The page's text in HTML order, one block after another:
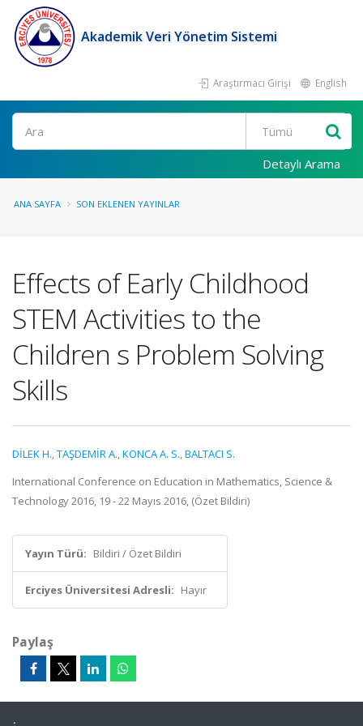
Akademik Veri Yönetim Sistemi
Araştırmacı Girişi English
Ara
Detaylı Arama
ANA SAYFA SON EKLENEN YAYINLAR
Effects of Early Childhood
STEM Activities to the
Children s Problem Solving
Skills
DİLEK H.,TAŞDEMİR A.,KONCA A. S.,BALTACI S.
International Conference on Education in Mathematics, Science &
Technology 2016, 19 - 22 Mayıs 2016, (Özet Bildiri)
Yayın Türü: Bildiri / Özet Bildiri
Erciyes Üniversitesi Adresli: Hayır
Paylaş